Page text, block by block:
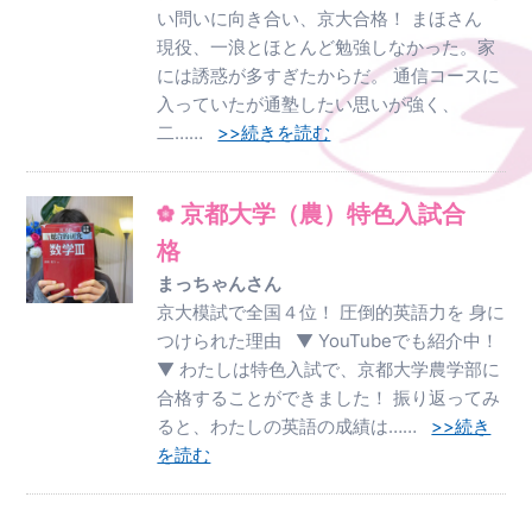
い問いに向き合い、京大合格！ まほさん
現役、一浪とほとんど勉強しなかった。家
には誘惑が多すぎたからだ。 通信コースに
入っていたが通塾したい思いが強く、
二…… >>続きを読む
京都大学（農）特色入試合
格
まっちゃんさん
京大模試で全国４位！ 圧倒的英語力を 身に
つけられた理由 ▼ YouTubeでも紹介中！
▼ わたしは特色入試で、京都大学農学部に
合格することができました！ 振り返ってみ
ると、わたしの英語の成績は…… >>続き
を読む